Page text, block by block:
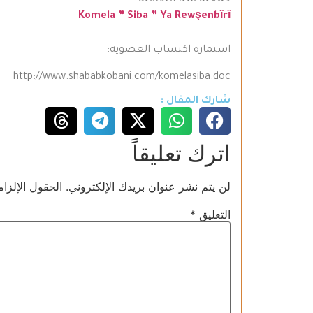
Komela ” Siba ” Ya Rewşenbȋrȋ
استمارة اكتساب العضوية:
http://www.shababkobani.com/komelasiba.doc
شارك المقال :
اترك تعليقاً
لن يتم نشر عنوان بريدك الإلكتروني. الحقول
التعليق *